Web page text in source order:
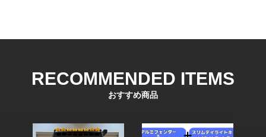
RECOMMENDED ITEMS
おすすめ商品